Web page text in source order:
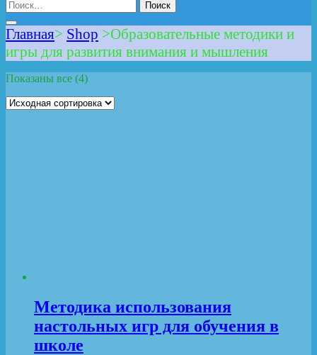
Найти:
Главная> Shop >Образовательные методики и
игры для развития внимания и мышления
Показаны все (4)
Методика использования
настольных игр для обучения в
школе